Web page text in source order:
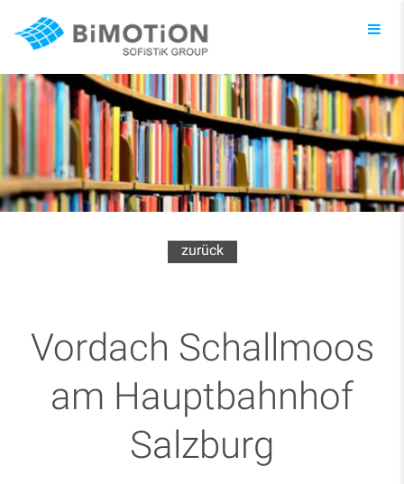
zurück
Vordach Schallmoos
am Hauptbahnhof
Salzburg